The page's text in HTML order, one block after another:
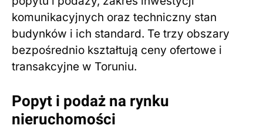
komunikacyjnych oraz techniczny stan
budynków i ich standard. Te trzy obszary
bezpośrednio kształtują ceny ofertowe i
transakcyjne w Toruniu.
Popyt i podaż na rynku
nieruchomości